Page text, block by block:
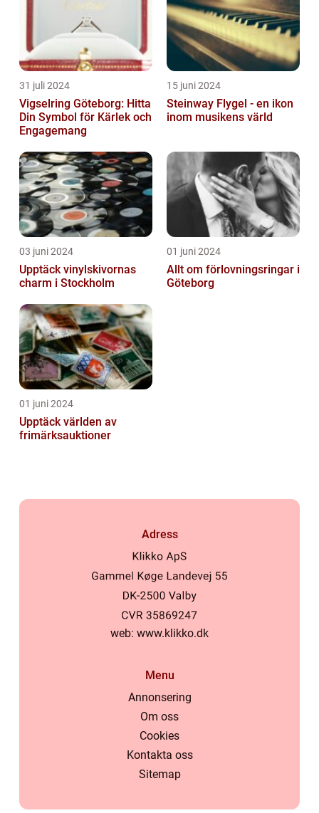
31 juli 2024
Vigselring Göteborg: Hitta
Din Symbol för Kärlek och
Engagemang
15 juni 2024
Steinway Flygel - en ikon
inom musikens värld
03 juni 2024
Upptäck vinylskivornas
charm i Stockholm
01 juni 2024
Allt om förlovningsringar i
Göteborg
01 juni 2024
Upptäck världen av
frimärksauktioner
Adress
web: www.klikko.dk
Menu
Annonsering
Om oss
Cookies
Kontakta oss
Sitemap